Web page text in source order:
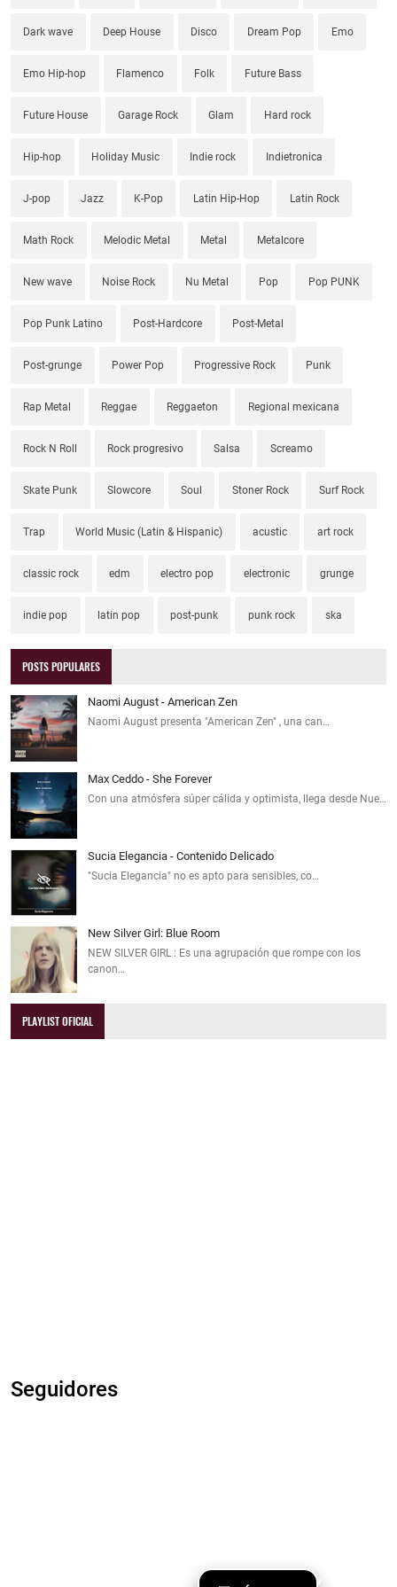
Dark wave Deep House Disco Dream Pop Emo
Emo Hip-hop Flamenco Folk Future Bass
Future House Garage Rock Glam Hard rock
Hip-hop Holiday Music Indie rock Indietronica
J-pop Jazz K-Pop Latin Hip-Hop Latin Rock
Math Rock Melodic Metal Metal Metalcore
New wave Noise Rock Nu Metal Pop Pop PUNK
Pop Punk Latino Post-Hardcore Post-Metal
Post-grunge Power Pop Progressive Rock Punk
Rap Metal Reggae Reggaeton Regional mexicana
Rock N Roll Rock progresivo Salsa Screamo
Skate Punk Slowcore Soul Stoner Rock Surf Rock
Trap World Music (Latin & Hispanic) acustic art rock
classic rock edm electro pop electronic grunge
indie pop latin pop post-punk punk rock ska
POSTS POPULARES
Naomi August - American Zen
Naomi August presenta "American Zen" , una can…
Max Ceddo - She Forever
Con una atmósfera súper cálida y optimista, llega desde Nue…
Sucia Elegancia - Contenido Delicado
"Sucia Elegancia" no es apto para sensibles, co…
New Silver Girl: Blue Room
NEW SILVER GIRL : Es una agrupación que rompe con los
canon…
PLAYLIST OFICIAL
Seguidores